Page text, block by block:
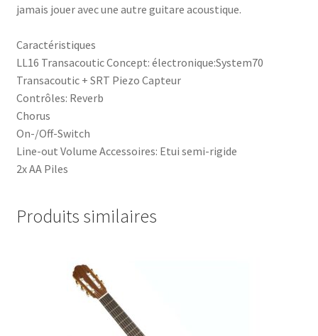
jamais jouer avec une autre guitare acoustique.
Caractéristiques
LL16 Transacoutic Concept: électronique:System70
Transacoutic + SRT Piezo Capteur
Contrôles: Reverb
Chorus
On-/Off-Switch
Line-out Volume Accessoires: Etui semi-rigide
2x AA Piles
Produits similaires